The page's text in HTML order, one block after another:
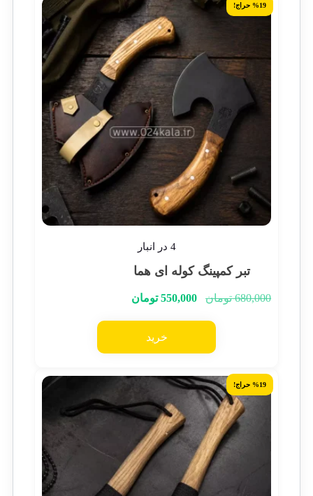
%19 حراج!
4 در انبار
تبر کمپینگ کوله ای هما
680,000 تومان 550,000 تومان
خرید
%19 حراج!